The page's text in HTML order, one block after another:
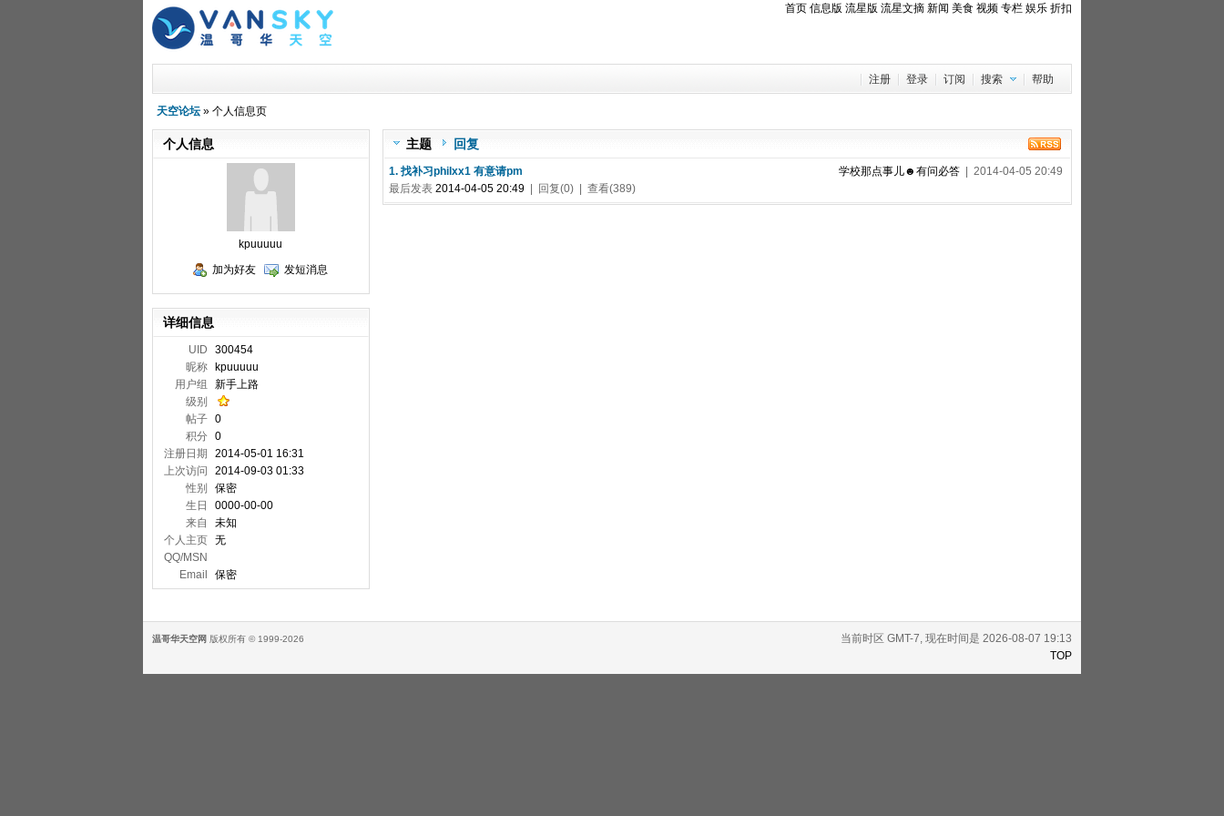
首页 信息版 流星版 流星文摘 新闻 美食 视频 专栏 娱乐 折扣
注册 登录 订阅 搜索 帮助
天空论坛 » 个人信息页
主题 回复
学校那点事儿☻有问必答| 2014-04-05 20:49
1. 找补习philxx1 有意请pm
最后发表 2014-04-05 20:49| 回复(0) | 查看(389)
个人信息
kpuuuuu
加为好友
发短消息
详细信息
UID
300454
昵称
kpuuuuu
用户组
新手上路
级别
帖子 0
积分 0
注册日期
2014-05-01 16:31
上次访问
2014-09-03 01:33
性别
保密
生日
0000-00-00
来自
未知
个人主页 无
QQ/MSN
Email
保密
当前时区 GMT-7, 现在时间是 2026-08-07 19:13
TOP
温哥华天空网 版权所有 © 1999-2026